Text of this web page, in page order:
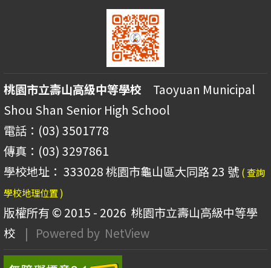
桃園市立壽山高級中等學校 Taoyuan Municipal
Shou Shan Senior High School
電話：(03) 3501778
傳真：(03) 3297861
學校地址： 333028 桃園市龜山區大同路 23 號 ( 查詢
學校地理位置 )
版權所有 © 2015 - 2026 桃園市立壽山高級中等學
校
| Powered by NetView